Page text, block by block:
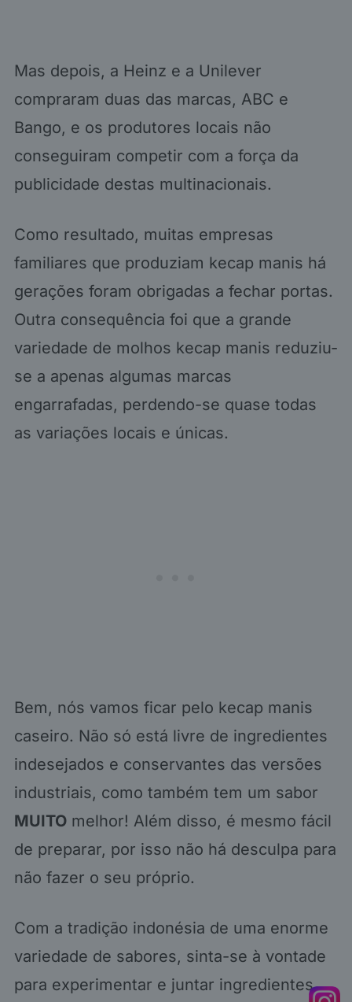
Mas depois, a Heinz e a Unilever
compraram duas das marcas, ABC e
Bango, e os produtores locais não
conseguiram competir com a força da
publicidade destas multinacionais.
Como resultado, muitas empresas
familiares que produziam kecap manis há
gerações foram obrigadas a fechar portas.
Outra consequência foi que a grande
variedade de molhos kecap manis reduziu-
se a apenas algumas marcas
engarrafadas, perdendo-se quase todas
as variações locais e únicas.
Bem, nós vamos ficar pelo kecap manis
caseiro. Não só está livre de ingredientes
indesejados e conservantes das versões
industriais, como também tem um sabor
MUITOmelhor! Além disso, é mesmo fácil
de preparar, por isso não há desculpa para
não fazer o seu próprio.
Com a tradição indonésia de uma enorme
variedade de sabores, sinta-se à vontade
para experimentar e juntar ingredientes